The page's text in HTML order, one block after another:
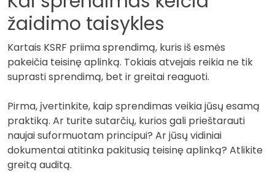
žaidimo taisykles
Kartais KSRF priima sprendimą, kuris iš esmės
pakeičia teisinę aplinką. Tokiais atvejais reikia ne tik
suprasti sprendimą, bet ir greitai reaguoti.
Pirma, įvertinkite, kaip sprendimas veikia jūsų esamą
praktiką. Ar turite sutarčių, kurios gali prieštarauti
naujai suformuotam principui? Ar jūsų vidiniai
dokumentai atitinka pakitusią teisinę aplinką? Atlikite
greitą auditą.